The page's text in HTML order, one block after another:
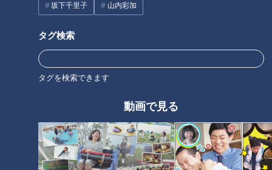
坂下千里子 山内彩加
タグ検索
タグを検索できます
動画で見る
ミキがミチに出会うバラエティ！全国のユニークな「道」を変化球
11:56から放送。見逃し配信あり。
ホームページ
最新話の見逃し配信はこちら